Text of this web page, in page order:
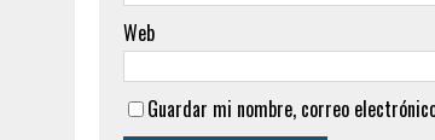
Web
Guardar mi nombre, correo